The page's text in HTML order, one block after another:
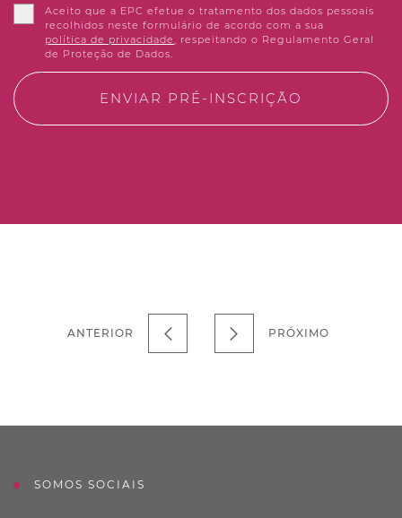
Aceito que a EPC efetue o tratamento dos dados pessoais
recolhidos neste formulário de acordo com a sua
política de privacidade, respeitando o Regulamento Geral
de Proteção de Dados.
ENVIAR PRÉ-INSCRIÇÃO
ANTERIOR PRÓXIMO
SOMOS SOCIAIS